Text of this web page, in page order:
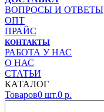
ВОПРОСЫ И ОТВЕТЫ
ОПТ
ПРАЙС
КОНТАКТЫ
РАБОТА У НАС
О НАС
СТАТЬИ
КАТАЛОГ
Товаров0 шт.0 р.